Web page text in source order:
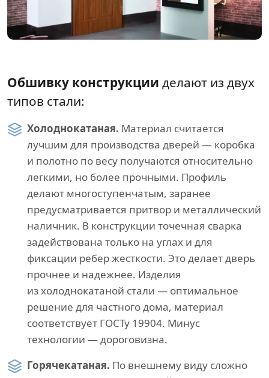
Обшивку конструкции делают из двух
типов стали:
Холоднокатаная. Материал считается
лучшим для производства дверей — коробка
и полотно по весу получаются относительно
легкими, но более прочными. Профиль
делают многоступенчатым, заранее
предусматривается притвор и металлический
наличник. В конструкции точечная сварка
задействована только на углах и для
фиксации ребер жесткости. Это делает дверь
прочнее и надежнее. Изделия
из холоднокатаной стали — оптимальное
решение для частного дома, материал
соответствует ГОСТу 19904. Минус
технологии — дороговизна.
Горячекатаная. По внешнему виду сложно